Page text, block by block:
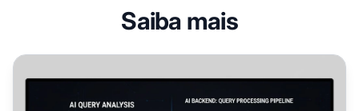
Saiba mais
Análise de Consultas em IA